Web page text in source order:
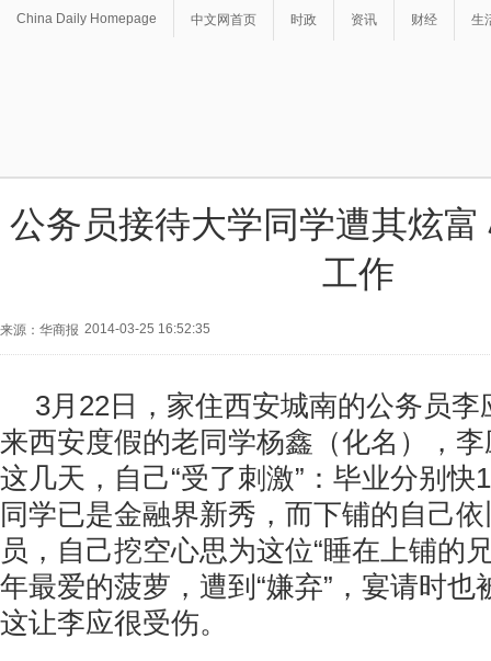
China Daily Homepage 中文网首页 时政 资讯 财经 生
公务员接待大学同学遭其炫
工作
来源：华商报 2014-03-25 16:52:35
3月22日，家住西安城南的公务员
来西安度假的老同学杨鑫（化名），
这几天，自己“受了刺激”：毕业分别快
同学已是金融界新秀，而下铺的自己
员，自己挖空心思为这位“睡在上铺的
年最爱的菠萝，遭到“嫌弃”，宴请时也
这让李应很受伤。